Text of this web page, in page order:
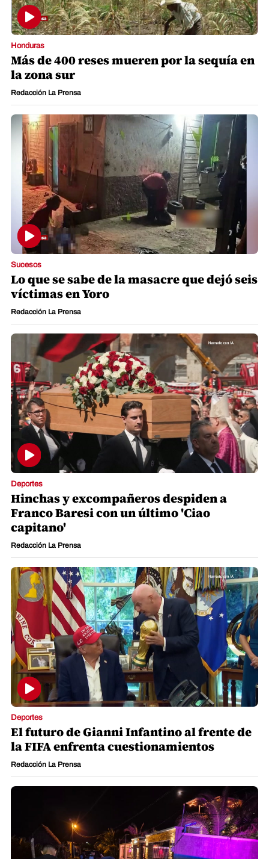
Honduras
Más de 400 reses mueren por la sequía en
la zona sur
Redacción La Prensa
Sucesos
Lo que se sabe de la masacre que dejó seis
víctimas en Yoro
Redacción La Prensa
Deportes
Hinchas y excompañeros despiden a
Franco Baresi con un último 'Ciao
capitano'
Redacción La Prensa
Deportes
El futuro de Gianni Infantino al frente de
la FIFA enfrenta cuestionamientos
Redacción La Prensa